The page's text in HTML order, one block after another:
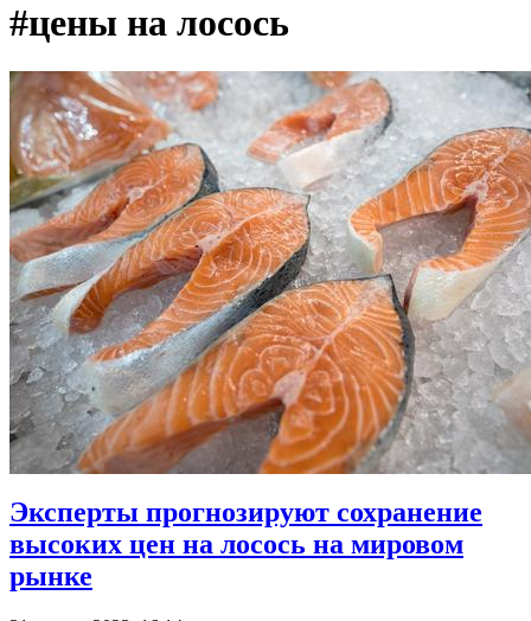
#цены на лосось
Эксперты прогнозируют сохранение
высоких цен на лосось на мировом
рынке